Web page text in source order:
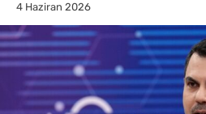
4 Haziran 2026